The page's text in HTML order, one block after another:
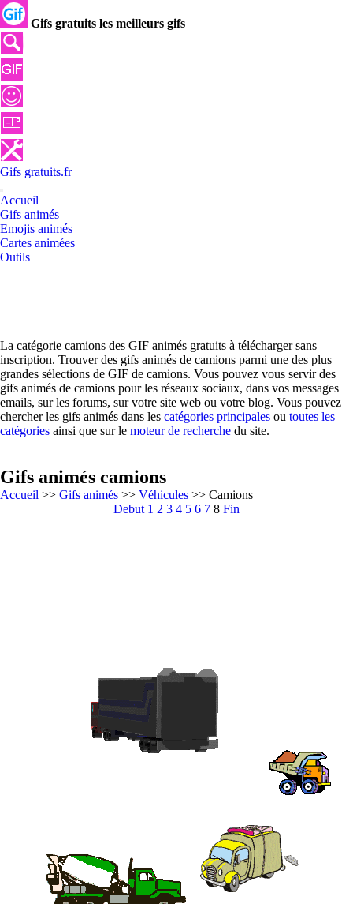
Gifs gratuits les meilleurs gifs
Gifs gratuits.fr
Accueil
Gifs animés
Emojis animés
Cartes animées
Outils
La catégorie camions des GIF animés gratuits à télécharger sans
inscription. Trouver des gifs animés de camions parmi une des plus
grandes sélections de GIF de camions. Vous pouvez vous servir des
gifs animés de camions pour les réseaux sociaux, dans vos messages
emails, sur les forums, sur votre site web ou votre blog. Vous pouvez
chercher les gifs animés dans les catégories principales ou toutes les
catégories ainsi que sur le moteur de recherche du site.
Gifs animés camions
Accueil >> Gifs animés >> Véhicules >> Camions
Debut 1 2 3 4 5 6 7 8 Fin